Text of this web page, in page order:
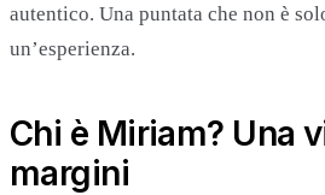
autentico. Una puntata che non è
un’esperienza.
Chi è Miriam? Una
margini